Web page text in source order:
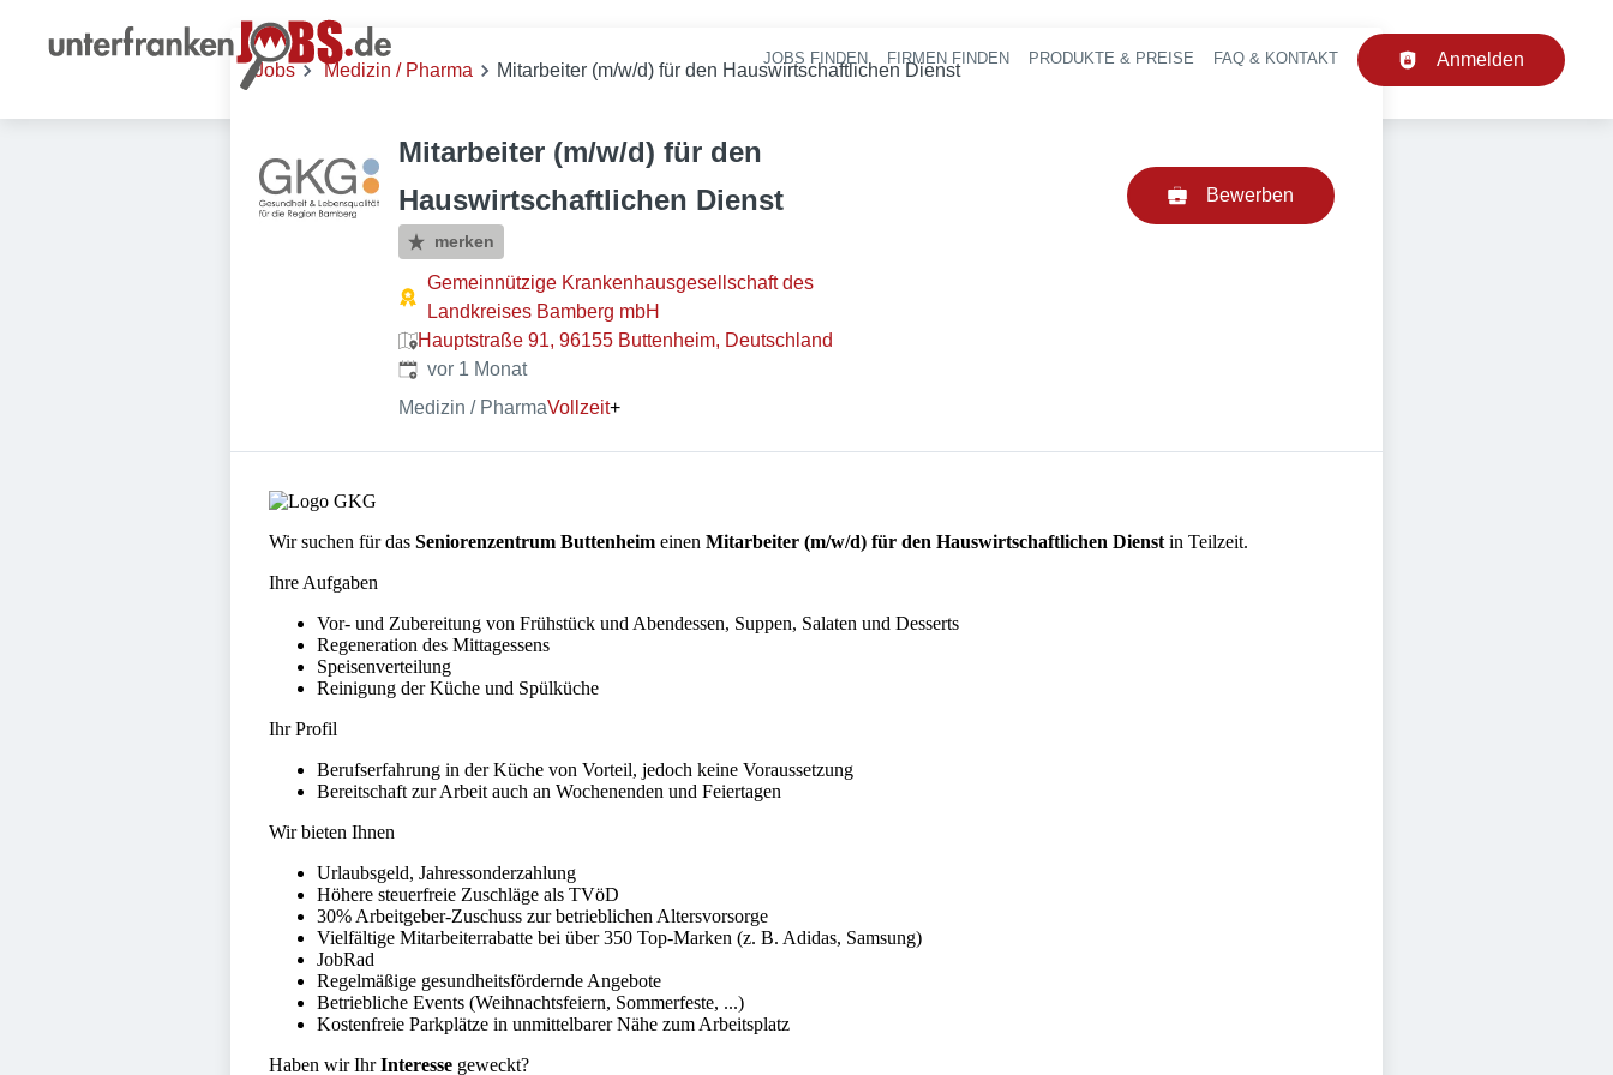
Haupt-Navigation
JOBS FINDEN FIRMEN FINDEN PRODUKTE & PREISE FAQ & KONTAKT Anmelden
Jobs Medizin / Pharma Mitarbeiter (m/w/d) für den Hauswirtschaftlichen Dienst
Mitarbeiter (m/w/d) für den
Hauswirtschaftlichen Dienst
merken
Gemeinnützige Krankenhausgesellschaft des
Landkreises Bamberg mbH
Hauptstraße 91, 96155 Buttenheim, Deutschland
Veröffentlicht:
vor 1 Monat
Medizin / PharmaVollzeit+
Bewerben